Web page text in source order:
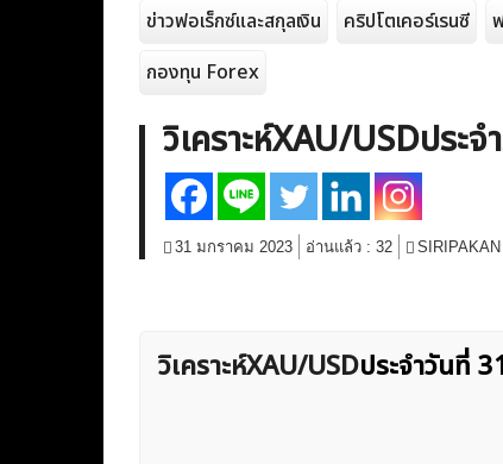
VPS Register
ข่าวฟอเร็กซ์และสกุลเงิน คริปโตเคอร์เรนซี
กองทุน Forex
วิเคราะห์XAU/USDประ
31 มกราคม 2023 อ่านแล้ว : 32 SIRIPAKAN
วิเคราะห์XAU/USDประจำวันที่